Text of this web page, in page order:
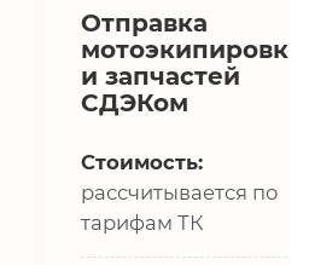
Отправка
мотоэкипировки
и запчастей
СДЭКом
Стоимость:
рассчитывается по
тарифам ТК